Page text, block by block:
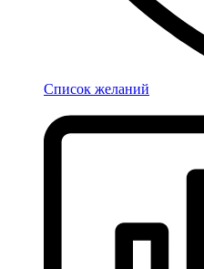
Список желаний